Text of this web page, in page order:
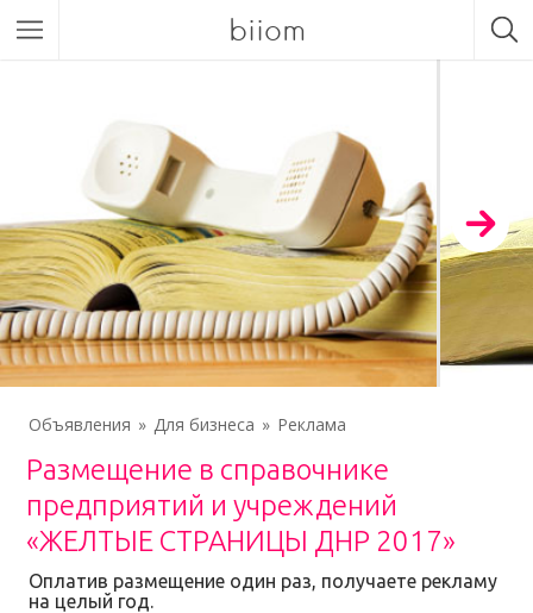
biiom
Объявления Для бизнеса Реклама
Размещение в справочнике
предприятий и учреждений
«ЖЕЛТЫЕ СТРАНИЦЫ ДНР 2017»
Оплатив размещение один раз, получаете рекламу
на целый год.